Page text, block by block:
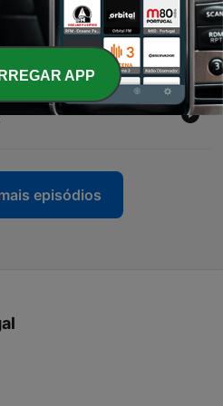
Camaradas Investidores |
política influenciar os
episódios
APP